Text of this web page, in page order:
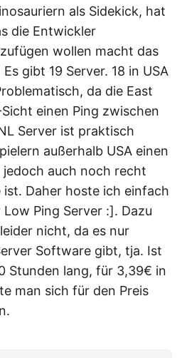
als Sidekick, hat
die Entwickler
wollen macht das
gibt 19 Server. 18 in USA
da die East
einen Ping zwischen
Server ist praktisch
außerhalb USA einen
auch noch recht
Daher hoste ich einfach
Ping Server :]. Dazu
nicht, da es nur
Software gibt, tja. Ist
Stunden lang, für 3,39€ in
man sich für den Preis